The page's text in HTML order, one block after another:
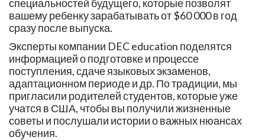
специальностей будущего, которые позволят
вашему ребенку зарабатывать от $60 000 в год
сразу после выпуска.
Эксперты компании DEC education поделятся
информацией о подготовке и процессе
поступления, сдаче языковых экзаменов,
адаптационном периоде и др. По традиции, мы
пригласили родителей студентов, которые уже
учатся в США, чтобы вы получили жизненные
советы и послушали истории о важных нюансах
обучения.